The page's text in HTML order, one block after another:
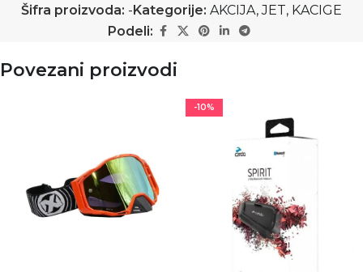
Šifra proizvoda: - Kategorije: AKCIJA, JET, KACIGE
Podeli:
Povezani proizvodi
-10%